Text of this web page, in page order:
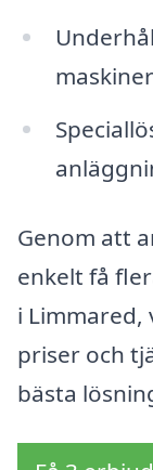
maskiner
Genom att
enkelt få
i
priser och
bästa